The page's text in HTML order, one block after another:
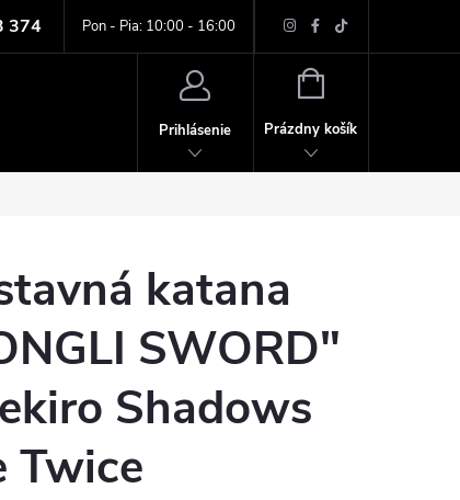
374 Pon - Pia: 10:00 - 16:00
Prihlásenie
NÁKUPNÝ
Prázdny košík
katana
SWORD"
Shadows
Twice